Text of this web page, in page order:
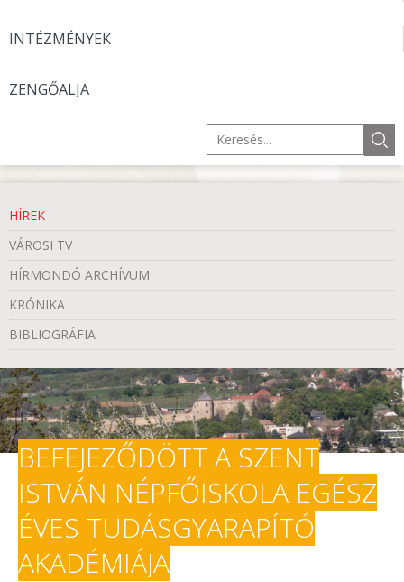
INTÉZMÉNYEK
ZENGŐALJA
HÍREK
VÁROSI TV
HÍRMONDÓ ARCHÍVUM
KRÓNIKA
BIBLIOGRÁFIA
BEFEJEZŐDÖTT A SZENT
ISTVÁN NÉPFŐISKOLA EGÉSZ
ÉVES TUDÁSGYARAPÍTÓ
AKADÉMIÁJA